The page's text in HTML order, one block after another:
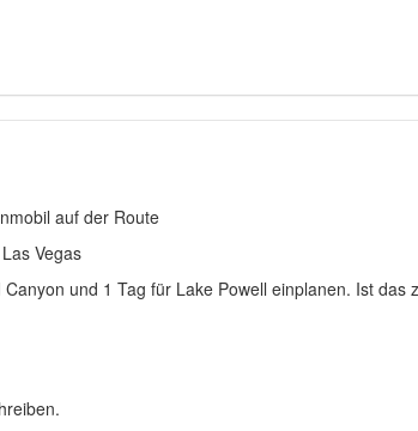
auf der Route
Vegas
und 1 Tag für Lake Powell einplanen. Ist das